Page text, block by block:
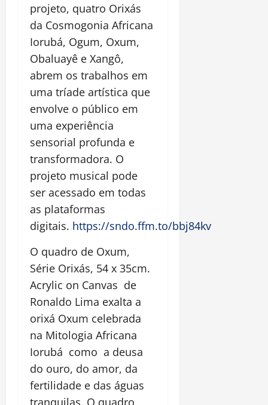
projeto, quatro Orixás
da Cosmogonia Africana
Iorubá, Ogum, Oxum,
Obaluayê e Xangô,
abrem os trabalhos em
uma tríade artística que
envolve o público em
uma experiência
sensorial profunda e
transformadora. O
projeto musical pode
ser acessado em todas
as plataformas
digitais. https://sndo.ffm.to/bbj84kv
O quadro de Oxum,
Série Orixás, 54 x 35cm.
Acrylic on Canvas de
Ronaldo Lima exalta a
orixá Oxum celebrada
na Mitologia Africana
Iorubá como a deusa
do ouro, do amor, da
fertilidade e das águas
tranquilas. O quadro